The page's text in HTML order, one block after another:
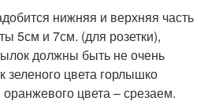
нижняя и верхняя часть
5см и 7см. (для розетки),
должны быть не очень
цвета горлышко
цвета – срезаем.